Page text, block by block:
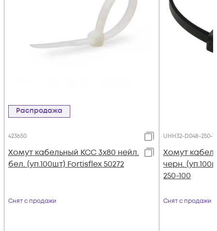
Распродажа
423650
Хомут кабельный КСС 3х80 нейл.
бел. (уп.100шт) Fortisflex 50272
Снят с продажи
UHH32-D048-250-
Хомут
черн.
250-100
Снят с продажи